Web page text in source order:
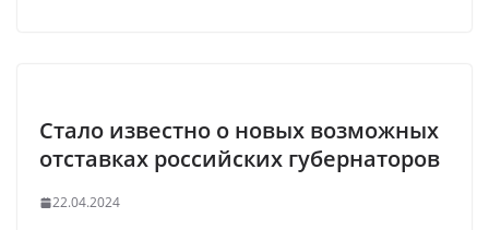
Стало известно о новых возможных
отставках российских губернаторов
22.04.2024